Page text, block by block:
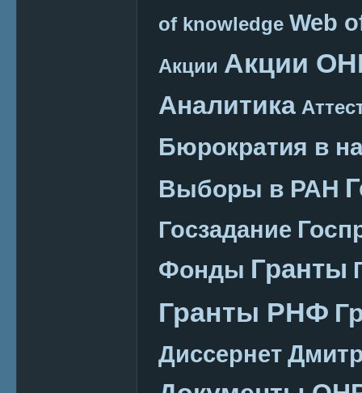
of knowledge Web
Акции Акции
Аналитика
Бюрократия в
Выборы в РАН
Госзадание
Фонды Гранты
Гранты РНФ
Диссернет